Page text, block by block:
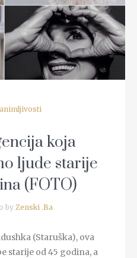
MORE
koja
ljude starije
(FOTO)
by Zenski .Ba
(Staruška), ova
starije od 45 godina, a